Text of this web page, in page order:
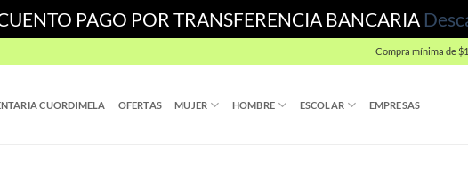
PAGO POR TRANSFERENCIA BANCARIA
Compra mínima de
CUORDIMELA OFERTAS MUJER HOMBRE ESCOLAR EMPRESAS